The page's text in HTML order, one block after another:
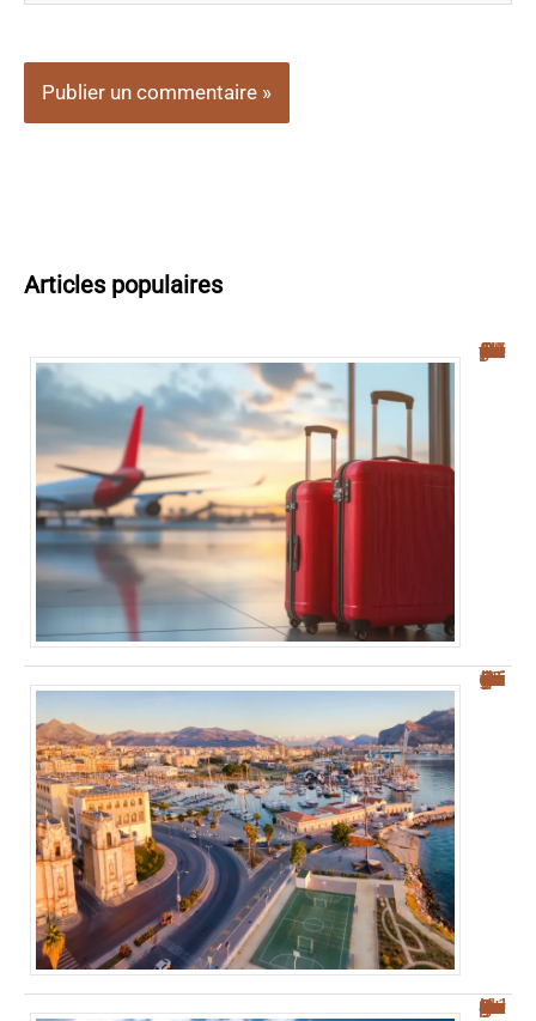
Articles populaires
Navette aéroport Palerme : guide complet pour un transfert facile vers le centre-ville
Où se garer à Palerme : guide pratique pour éviter la ZTL
Découvrez les plages des Salines : votre guide sur Sainte-Anne